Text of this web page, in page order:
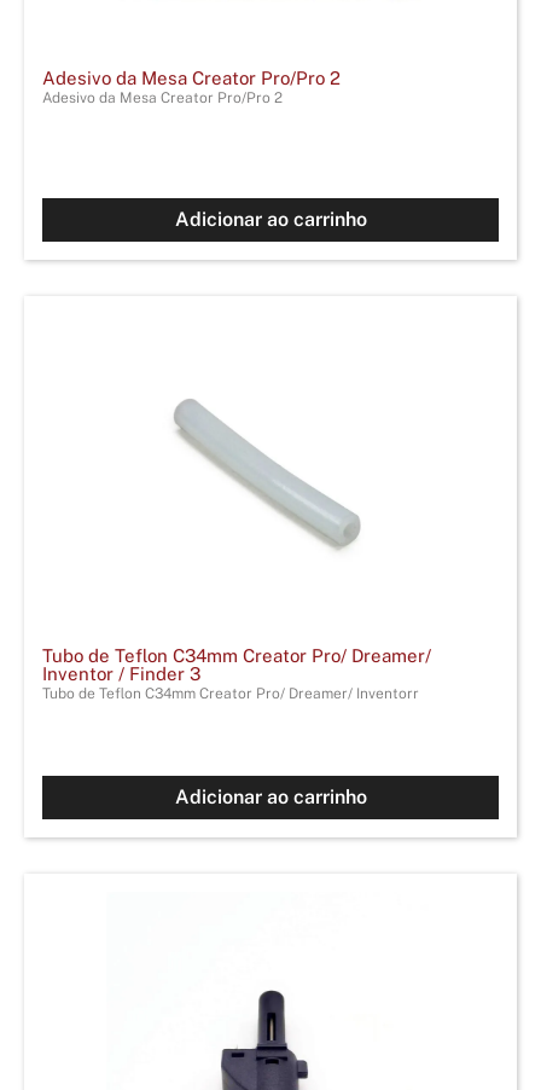
Adesivo da Mesa Creator Pro/Pro 2
Adesivo da Mesa Creator Pro/Pro 2
Adicionar ao carrinho
Tubo de Teflon C34mm Creator Pro/ Dreamer/
Inventor / Finder 3
Tubo de Teflon C34mm Creator Pro/ Dreamer/ Inventorr
Adicionar ao carrinho